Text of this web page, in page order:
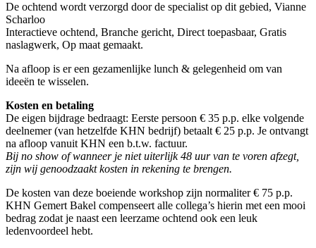
De ochtend wordt verzorgd door de specialist op dit gebied, Vianne
Scharloo
Interactieve ochtend, Branche gericht, Direct toepasbaar, Gratis
naslagwerk, Op maat gemaakt.
Na afloop is er een gezamenlijke lunch & gelegenheid om van
ideeën te wisselen.
Kosten en betaling
De eigen bijdrage bedraagt: Eerste persoon € 35 p.p. elke volgende
deelnemer (van hetzelfde KHN bedrijf) betaalt € 25 p.p. Je ontvangt
na afloop vanuit KHN een b.t.w. factuur.
Bij no show of wanneer je niet uiterlijk 48 uur van te voren afzegt,
zijn wij genoodzaakt kosten in rekening te brengen.
De kosten van deze boeiende workshop zijn normaliter € 75 p.p.
KHN Gemert Bakel compenseert alle collega’s hierin met een mooi
bedrag zodat je naast een leerzame ochtend ook een leuk
ledenvoordeel hebt.